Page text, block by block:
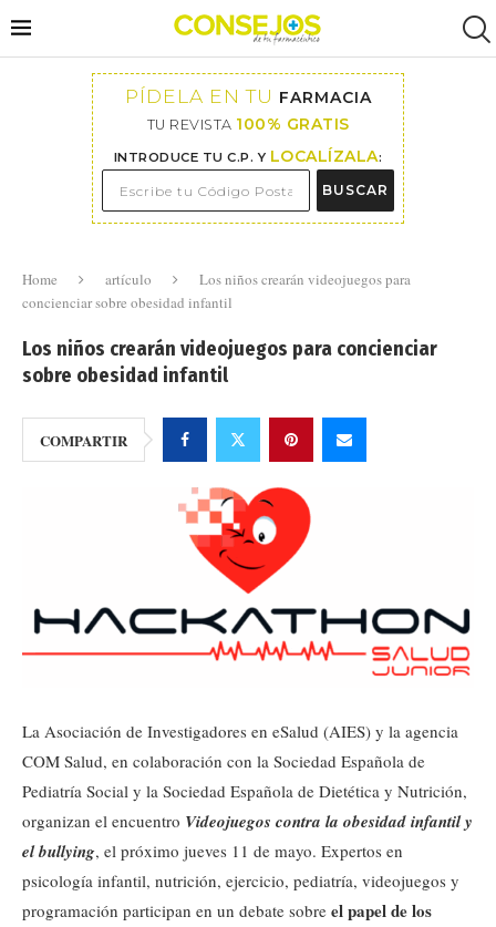
PÍDELA EN TU FARMACIA
TU REVISTA 100% GRATIS
INTRODUCE TU C.P. Y LOCALÍZALA:
BUSCAR
Home artículo
Los niños crearán videojuegos para
concienciar sobre obesidad infantil
Los niños crearán videojuegos para concienciar
sobre obesidad infantil
COMPARTIR
La Asociación de Investigadores en eSalud (AIES) y la agencia
COM Salud, en colaboración con la Sociedad Española de
Pediatría Social y la Sociedad Española de Dietética y Nutrición,
organizan el encuentro Videojuegos contra la obesidad infantil y
el bullying, el próximo jueves 11 de mayo. Expertos en
psicología infantil, nutrición, ejercicio, pediatría, videojuegos y
programación participan en un debate sobre el papel de los